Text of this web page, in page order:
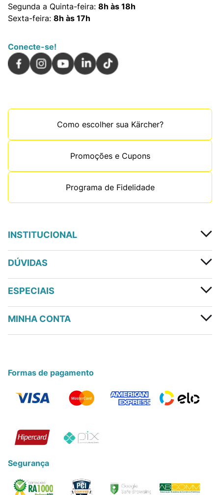
Segunda a Quinta-feira: 8h às 18h
Sexta-feira: 8h às 17h
Conecte-se!
Como escolher sua Kärcher?
Promoções e Cupons
Programa de Fidelidade
INSTITUCIONAL
DÚVIDAS
ESPECIAIS
MINHA CONTA
Formas de pagamento
Segurança